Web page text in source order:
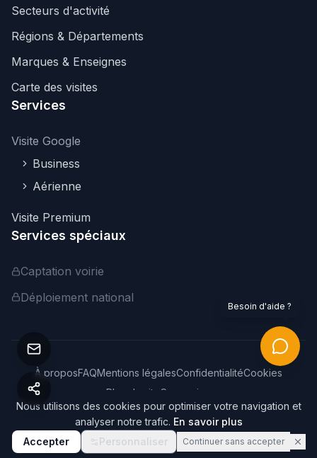
Secteurs d'activité
Régions & Départements
Marques & Enseignes
Carte des visites
Services
Visite Google
Business
Aérienne
Visite Premium
Services spéciaux
Captation voirie
Déploiement national
©2026 Webvisite. Tous droits réservés.
À proposFAQMentions légalesConfidentialitéCookies
Plan du site
Connexion
Nous utilisons des cookies pour optimiser votre navigation et
analyser notre trafic. En savoir plus
Accepter
Personnaliser Continuer sans accepter
Besoin d'aide ?